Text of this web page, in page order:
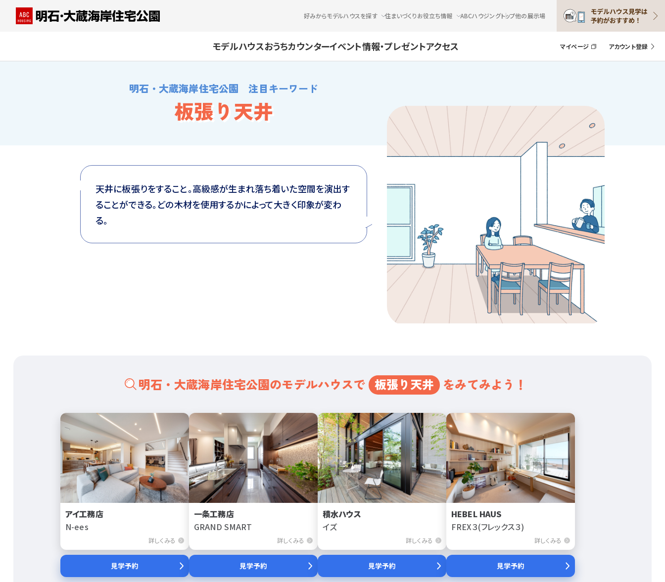
好みからモデルハウスを探す 住まいづくりお役立ち情報 ABCハウジングトップ他の展示場
モデルハウスおうちカウンターイベント情報・プレゼントアクセス マイページ アカウント登録
明石・大蔵海岸住宅公園 注目キーワード
板張り天井
天井に板張りをすること。高級感が生まれ落ち着いた空間を演出す
ることができる。どの木材を使用するかによって大きく印象が変わ
る。
明石・大蔵海岸住宅公園のモデルハウスで 板張り天井 をみてみよう！
アイ工務店
N-ees
詳しくみる
見学予約
一条工務店
GRAND SMART
詳しくみる
見学予約
積水ハウス
イズ
詳しくみる
見学予約
HEBEL HAUS
FREX３(フレックス３)
詳しくみる
見学予約